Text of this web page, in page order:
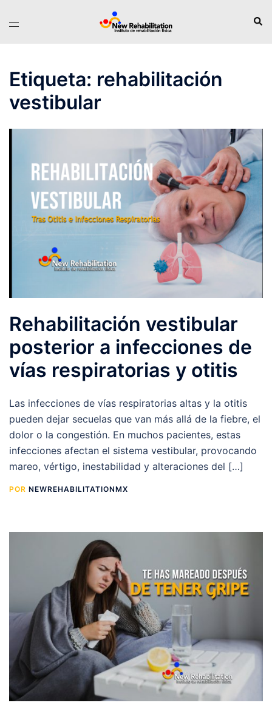
Alternar
Etiqueta: rehabilitación
vestibular
Rehabilitación vestibular
posterior a infecciones de
vías respiratorias y otitis
Las infecciones de vías respiratorias altas y la otitis
pueden dejar secuelas que van más allá de la fiebre, el
dolor o la congestión. En muchos pacientes, estas
infecciones afectan el sistema vestibular, provocando
mareo, vértigo, inestabilidad y alteraciones del […]
POR NEWREHABILITATIONMX